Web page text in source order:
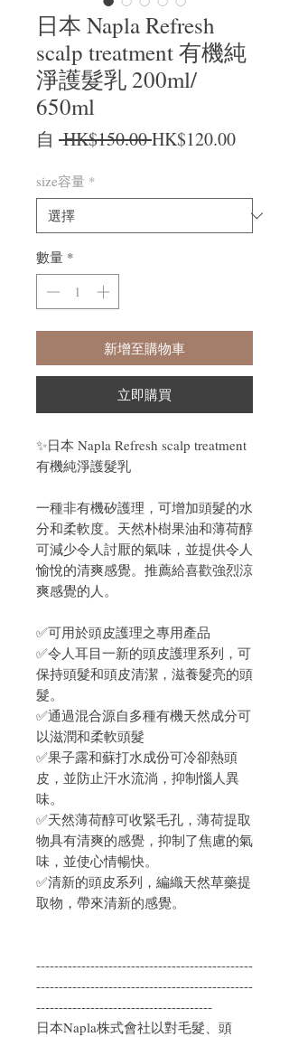
日本 Napla Refresh
scalp treatment 有機純
淨護髮乳 200ml/
650ml
自 HK$150.00 一般價格
HK$120.00促銷價
size容量 *
數量 *
新增至購物車
立即購買
✨日本 Napla Refresh scalp treatment
有機純淨護髮乳
一種非有機矽護理，可增加頭髮的水
分和柔軟度。天然朴樹果油和薄荷醇
可減少令人討厭的氣味，並提供令人
愉悅的清爽感覺。推薦給喜歡強烈涼
爽感覺的人。
✅可用於頭皮護理之專用產品
✅令人耳目一新的頭皮護理系列，可
保持頭髮和頭皮清潔，滋養髮亮的頭
髮。
✅通過混合源自多種有機天然成分可
以滋潤和柔軟頭髮
✅果子露和蘇打水成份可冷卻熱頭
皮，並防止汗水流淌，抑制惱人異
味。
✅天然薄荷醇可收緊毛孔，薄荷提取
物具有清爽的感覺，抑制了焦慮的氣
味，並使心情暢快。
✅清新的頭皮系列，編織天然草藥提
取物，帶來清新的感覺。
------------------------------------------------
------------------------------------------------
---------------------------------------
日本Napla株式會社以對毛髮、頭